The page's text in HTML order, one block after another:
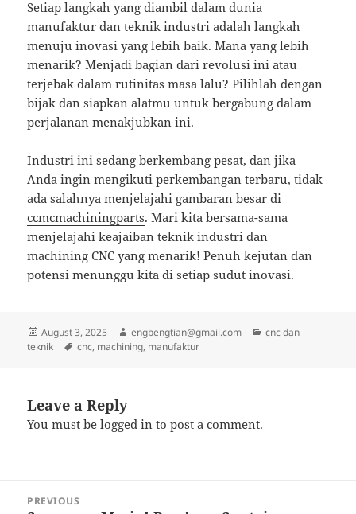
Setiap langkah yang diambil dalam dunia
manufaktur dan teknik industri adalah langkah
menuju inovasi yang lebih baik. Mana yang lebih
menarik? Menjadi bagian dari revolusi ini atau
terjebak dalam rutinitas masa lalu? Pilihlah dengan
bijak dan siapkan alatmu untuk bergabung dalam
perjalanan menakjubkan ini.
Industri ini sedang berkembang pesat, dan jika
Anda ingin mengikuti perkembangan terbaru, tidak
ada salahnya menjelajahi gambaran besar di
ccmcmachiningparts. Mari kita bersama-sama
menjelajahi keajaiban teknik industri dan
machining CNC yang menarik! Penuh kejutan dan
potensi menunggu kita di setiap sudut inovasi.
Posted
on
August 3, 2025 Author
engbengtian@gmail.com Categories
cnc dan
teknik
Tags
cnc, machining, manufaktur
Leave a Reply
You must belogged in to post a comment.
navigation
PREVIOUS